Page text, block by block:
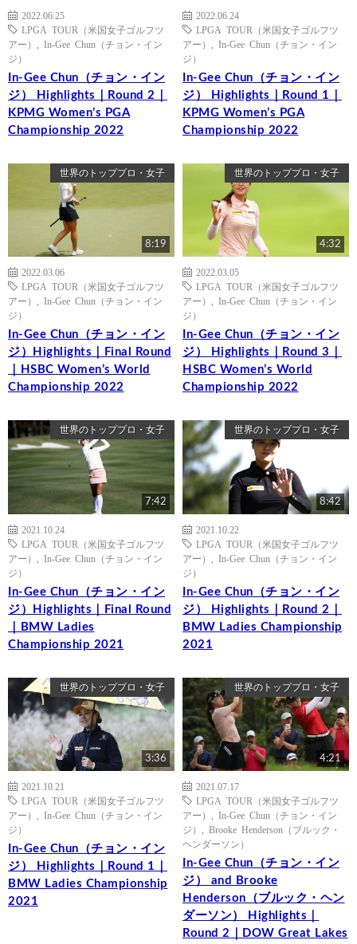
2022.06.25
LPGA TOUR（米国女子ゴルフツ
アー）
In-Gee Chun（チョン・イン
ジ）
In-Gee Chun（チョン・イン
ジ） Highlights｜Round 2｜
KPMG Women’s PGA
Championship 2022
2022.06.24
LPGA TOUR（米国女子ゴルフツ
アー）
In-Gee Chun（チョン・イン
ジ）
In-Gee Chun（チョン・イン
ジ） Highlights｜Round 1｜
KPMG Women’s PGA
Championship 2022
世界のトッププロ・女子
8:19
2022.03.06
LPGA TOUR（米国女子ゴルフツ
アー）
In-Gee Chun（チョン・イン
ジ）
In-Gee Chun（チョン・イン
ジ）Highlights｜Final Round
｜HSBC Women’s World
Championship 2022
世界のトッププロ・女子
4:32
2022.03.05
LPGA TOUR（米国女子ゴルフツ
アー）
In-Gee Chun（チョン・イン
ジ）
In-Gee Chun（チョン・イン
ジ） Highlights｜Round 3｜
HSBC Women’s World
Championship 2022
世界のトッププロ・女子
7:42
2021.10.24
LPGA TOUR（米国女子ゴルフツ
アー）
In-Gee Chun（チョン・イン
ジ）
In-Gee Chun（チョン・イン
ジ）Highlights｜Final Round
｜BMW Ladies
Championship 2021
世界のトッププロ・女子
8:42
2021.10.22
LPGA TOUR（米国女子ゴルフツ
アー）
In-Gee Chun（チョン・イン
ジ）
In-Gee Chun（チョン・イン
ジ） Highlights｜Round 2｜
BMW Ladies Championship
2021
世界のトッププロ・女子
3:36
2021.10.21
LPGA TOUR（米国女子ゴルフツ
アー）
In-Gee Chun（チョン・イン
ジ）
In-Gee Chun（チョン・イン
ジ） Highlights｜Round 1｜
BMW Ladies Championship
2021
世界のトッププロ・女子
4:21
2021.07.17
LPGA TOUR（米国女子ゴルフツ
アー）
In-Gee Chun（チョン・イン
ジ）
Brooke Henderson（ブルック・
ヘンダーソン）
In-Gee Chun（チョン・イン
ジ） and Brooke
Henderson（ブルック・ヘン
ダーソン） Highlights｜
Round 2｜DOW Great Lakes